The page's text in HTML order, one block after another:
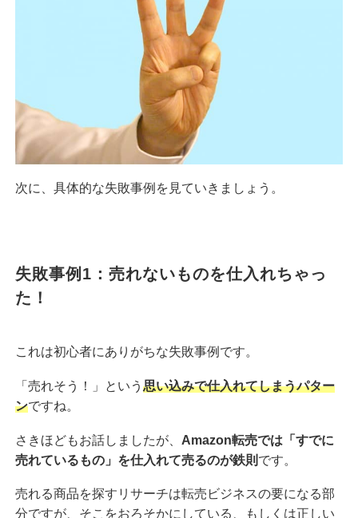
次に、具体的な失敗事例を見ていきましょう。
失敗事例1：売れないものを仕入れちゃっ
た！
これは初心者にありがちな失敗事例です。
「売れそう！」という 思い込みで仕入れてしまうパター
ンですね。
さきほどもお話しましたが、 Amazon転売では「すでに
売れているもの」を仕入れて売るのが鉄則 です。
売れる商品を探すリサーチは転売ビジネスの要になる部
分ですが、そこをおろそかにしている、もしくは正しい